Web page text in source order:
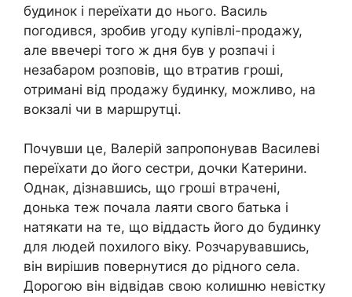
будинок і переїхати до нього. Василь
погодився, зробив угоду купівлі-продажу,
але ввечері того ж дня був у розпачі і
незабаром розповів, що втратив гроші,
отримані від продажу будинку, можливо, на
вокзалі чи в маршрутці.
Почувши це, Валерій запропонував Василеві
переїхати до його сестри, дочки Катерини.
Однак, дізнавшись, що гроші втрачені,
донька теж почала лаяти свого батька і
натякати на те, що віддасть його до будинку
для людей похилого віку. Розчарувавшись,
він вирішив повернутися до рідного села.
Дорогою він відвідав свою колишню невістку